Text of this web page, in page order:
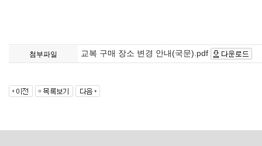
첨부파일 교복 구매 장소 변경 안내(국문).pdf